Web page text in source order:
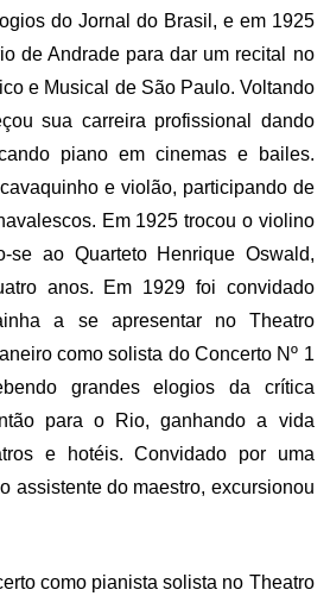
do Jornal do Brasil, e em 1925
de Andrade para dar um recital no
e Musical de São Paulo. Voltando
sua carreira profissional dando
piano em cinemas e bailes.
e violão, participando de
Em 1925 trocou o violino
se ao Quarteto Henrique Oswald,
anos. Em 1929 foi convidado
a se apresentar no Theatro
como solista do Concerto Nº 1
grandes elogios da crítica
para o Rio, ganhando a vida
e hotéis. Convidado por uma
assistente do maestro, excursionou
como pianista solista no Theatro